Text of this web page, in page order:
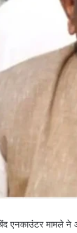
एनकाउंटर मामले ने